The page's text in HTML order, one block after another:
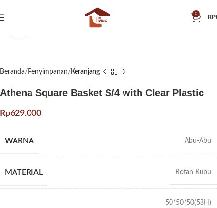
0
RP
Klik untuk memperbesar
Beranda Penyimpanan Keranjang
Athena Square Basket S/4 with Clear Plastic
Rp
WARNA Abu-Abu
MATERIAL Rotan Kubu
50*50*50(58H)